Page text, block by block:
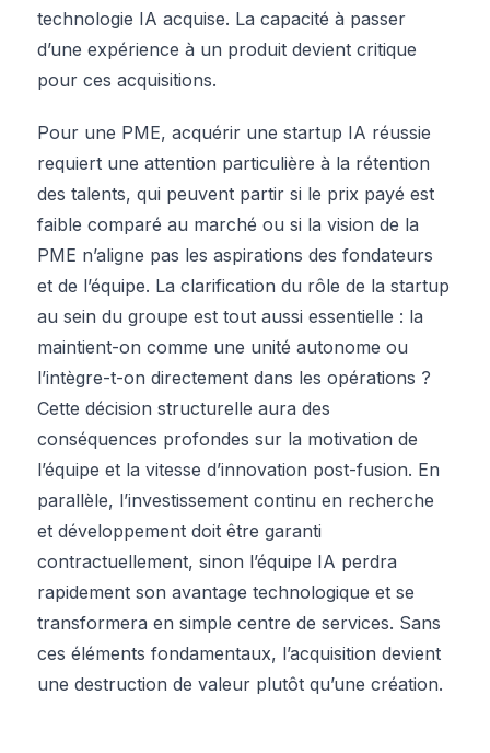
technologie IA acquise. La capacité à passer
d’une expérience à un produit devient critique
pour ces acquisitions.
Pour une PME, acquérir une startup IA réussie
requiert une attention particulière à la rétention
des talents, qui peuvent partir si le prix payé est
faible comparé au marché ou si la vision de la
PME n’aligne pas les aspirations des fondateurs
et de l’équipe. La clarification du rôle de la startup
au sein du groupe est tout aussi essentielle : la
maintient-on comme une unité autonome ou
l’intègre-t-on directement dans les opérations ?
Cette décision structurelle aura des
conséquences profondes sur la motivation de
l’équipe et la vitesse d’innovation post-fusion. En
parallèle, l’investissement continu en recherche
et développement doit être garanti
contractuellement, sinon l’équipe IA perdra
rapidement son avantage technologique et se
transformera en simple centre de services. Sans
ces éléments fondamentaux, l’acquisition devient
une destruction de valeur plutôt qu’une création.